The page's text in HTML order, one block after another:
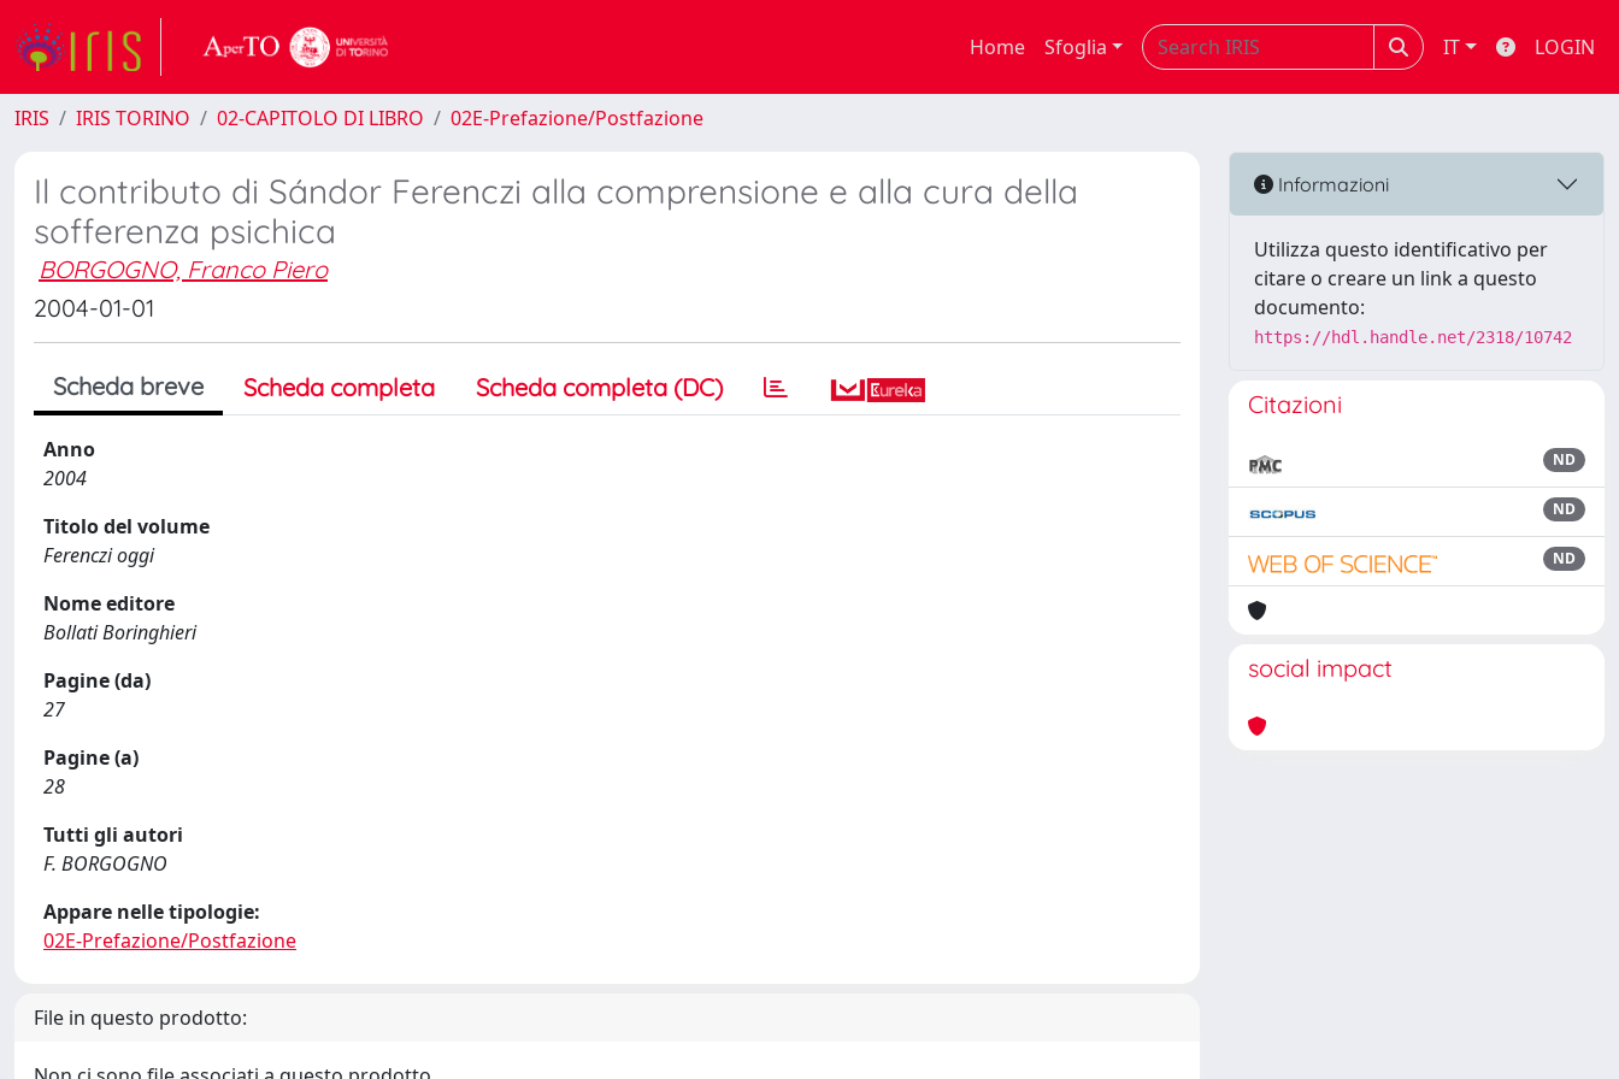
Home Sfoglia IT LOGIN
IRIS IRIS TORINO 02-CAPITOLO DI LIBRO 02E-Prefazione/Postfazione
Il contributo di Sándor Ferenczi alla comprensione e alla cura della
sofferenza psichica
BORGOGNO, Franco Piero
2004-01-01
Scheda breve Scheda completa Scheda completa (DC)
Anno
2004
Titolo del volume
Ferenczi oggi
Nome editore
Bollati Boringhieri
Pagine (da)
27
Pagine (a)
28
Tutti gli autori
F. BORGOGNO
Appare nelle tipologie:
02E-Prefazione/Postfazione
File in questo prodotto:
Informazioni
Utilizza questo identificativo per
citare o creare un link a questo
documento:
https://hdl.handle.net/2318/10742
Citazioni
ND
ND
ND
social impact